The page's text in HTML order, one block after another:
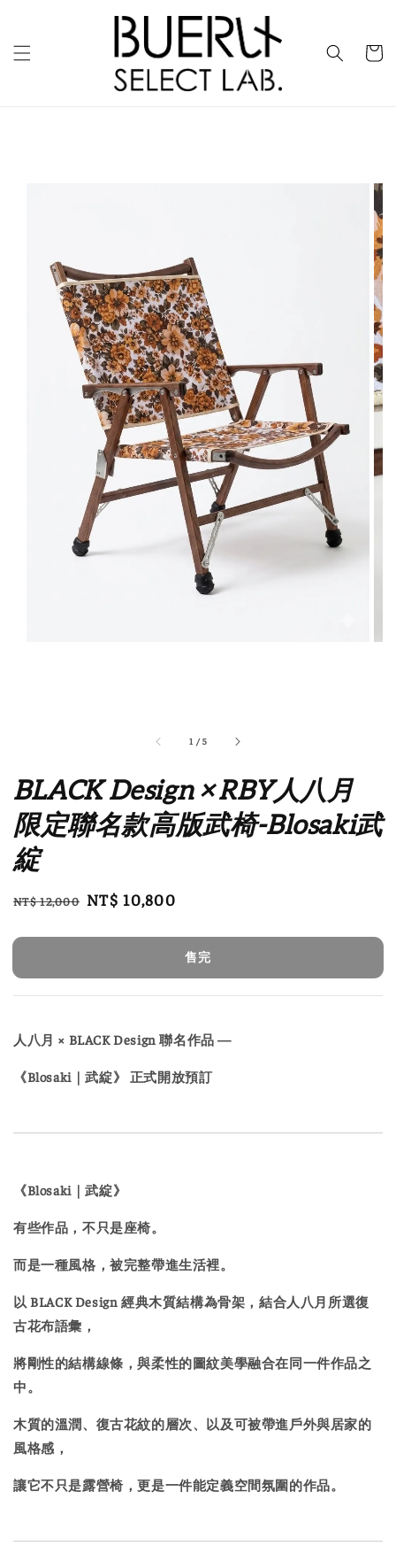
1 /5
BLACK Design × RBY人八月
限定聯名款高版武椅-Blosaki武
綻
Regular
NT$ 12,000 Sale
NT$ 10,800
售完
人八月 × BLACK Design 聯名作品 —
《Blosaki｜武綻》 正式開放預訂
《Blosaki｜武綻》
有些作品，不只是座椅。
而是一種風格，被完整帶進生活裡。
以 BLACK Design 經典木質結構為骨架，結合人八月所選復
古花布語彙，
將剛性的結構線條，與柔性的圖紋美學融合在同一件作品之
中。
木質的溫潤、復古花紋的層次、以及可被帶進戶外與居家的
風格感，
讓它不只是露營椅，更是一件能定義空間氛圍的作品。